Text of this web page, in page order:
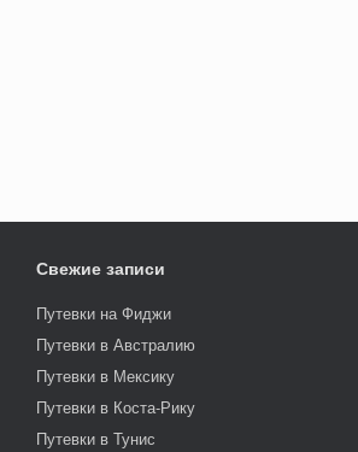
Свежие записи
Путевки на Фиджи
Путевки в Австралию
Путевки в Мексику
Путевки в Коста-Рику
Путевки в Тунис